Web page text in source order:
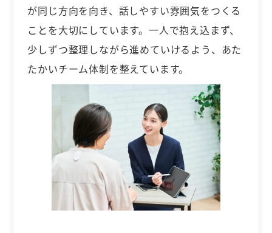
が同じ方向を向き、話しやすい雰囲気をつくる
ことを大切にしています。一人で抱え込まず、
少しずつ整理しながら進めていけるよう、あた
たかいチーム体制を整えています。